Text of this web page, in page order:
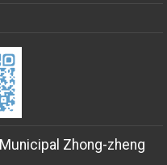
Zhong-zheng